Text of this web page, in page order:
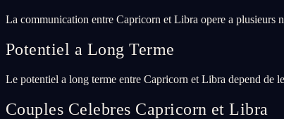
La communication entre Capricorn et Libra opere a plusieurs
Potentiel a Long Terme
Le potentiel a long terme entre Capricorn et Libra depend de
Couples Celebres Capricorn et Libra